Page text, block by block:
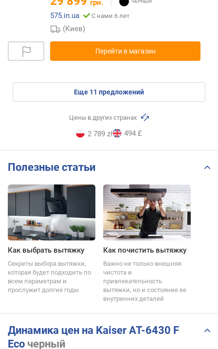
грн.
575.in.ua
С нами 6 лет
(Киев)
Перейти в магазин
eще 11 предложений
Цены в других странах
2 789 zł 494 £
Полезные статьи
Как выбрать вытяжку
Секреты выбора вытяжки,
которая будет подходить по
всем параметрам и
прослужит долгие годы
Как почистить вытяжку
Важно не только внешняя
чистота и
привлекательность
вытяжки, но и состояние ее
внутренних деталей
Динамика цен на Kaiser AT-6430 F
Eco черный